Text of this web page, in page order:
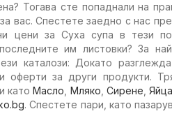
Тогава сте попаднали на
вас. Спестете заедно с нас
цени за Суха супа в тези
им листовки? За
каталози: Докато
оферти за други продукти.
катоМасло Мляко ,Сирене ,
. Спестете пари, като